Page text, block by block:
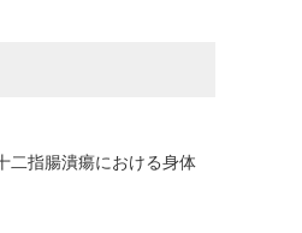
二指腸潰瘍における身体